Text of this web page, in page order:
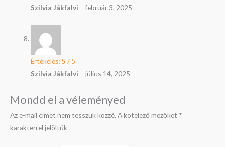
Szilvia Jákfalvi – február 3, 2025
Értékelés:5 / 5
Szilvia Jákfalvi – július 14, 2025
Mondd el a véleményed
Az e-mail címet nem tesszük közzé. A kötelező mezőket *
karakterrel jelöltük